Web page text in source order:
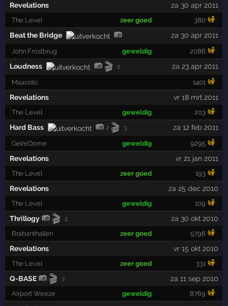
Revelations za 30 apr 2011
The Level zeer goed 380
Beat the Bridge za 30 apr 2011
John Frostbrug geweldig 2086
Loudness 🎬 2 za 23 apr 2011
Maassilo 1401
Revelations vr 18 mrt 2011
The Level geweldig 203
Hard Bass 2 🎬 3 za 12 feb 2011
GelreDome geweldig 9295
Revelations vr 21 jan 2011
The Level zeer goed 193
Revelations za 25 dec 2010
The Level geweldig 109
Thrillogy 🎬 2 za 30 okt 2010
Brabanthallen zeer goed 5796
Revelations vr 15 okt 2010
The Level zeer goed 331
Q-BASE 🎬 7 za 11 sep 2010
Airport Weeze geweldig 8769